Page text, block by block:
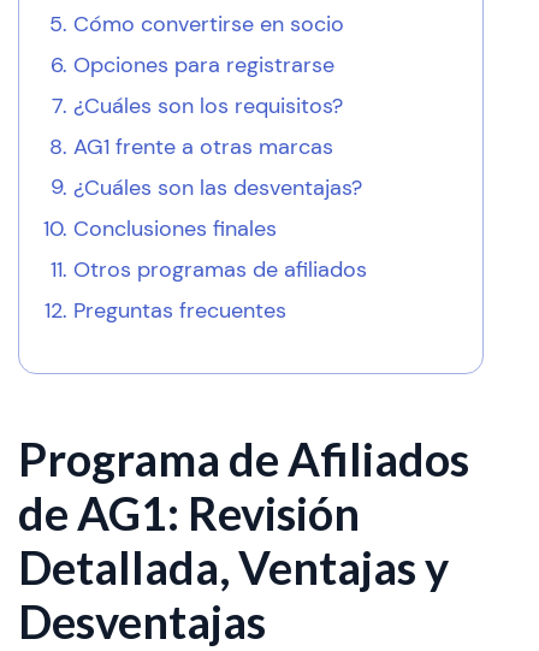
Cómo convertirse en socio
Opciones para registrarse
¿Cuáles son los requisitos?
AG1 frente a otras marcas
¿Cuáles son las desventajas?
Conclusiones finales
Otros programas de afiliados
Preguntas frecuentes
Programa de Afiliados
de AG1: Revisión
Detallada, Ventajas y
Desventajas